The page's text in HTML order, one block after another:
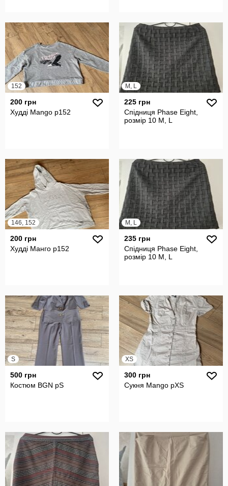
152
200 грн
Худді Mango p152
M, L
225 грн
Спідниця Phase Eight,
розмір 10 М, L
146, 152
200 грн
Худді Манго р152
M, L
235 грн
Спідниця Phase Eight,
розмір 10 М, L
S
500 грн
Костюм BGN pS
XS
300 грн
Сукня Mango pXS